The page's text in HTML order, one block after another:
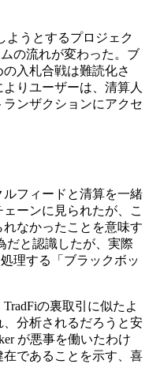
ようとするプロジェク
の流れが変わった。ブ
入札合戦は難読化さ
りユーザーは、清算人
ンザクションにアクセ
フィードと清算を一緒
ーンに見られたが、こ
なかったことを意味す
だと認識したが、実際
理する「ブラックボッ
の裏取引に似たよ
分析されるだろうと安
が悪事を働いたわけ
であることを示す、喜